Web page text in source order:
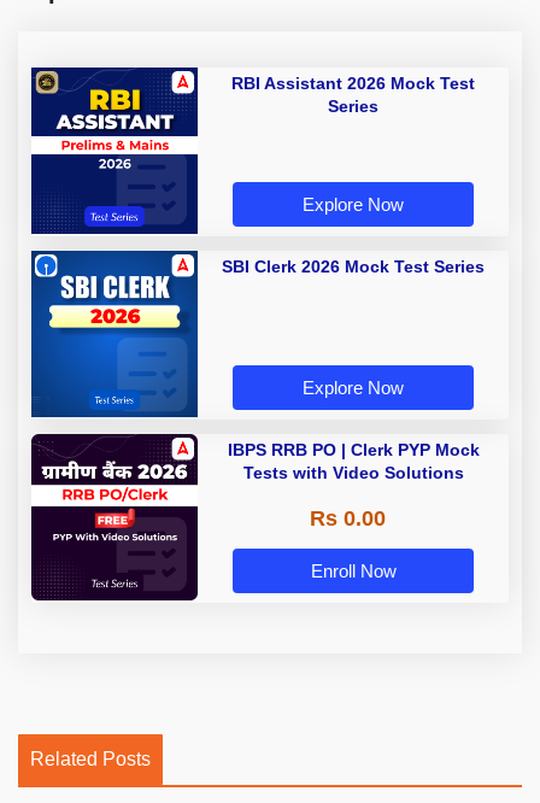
RBI Assistant 2026 Mock Test
Series
Explore Now
SBI Clerk 2026 Mock Test Series
Explore Now
IBPS RRB PO | Clerk PYP Mock
Tests with Video Solutions
Rs 0.00
Enroll Now
Related Posts